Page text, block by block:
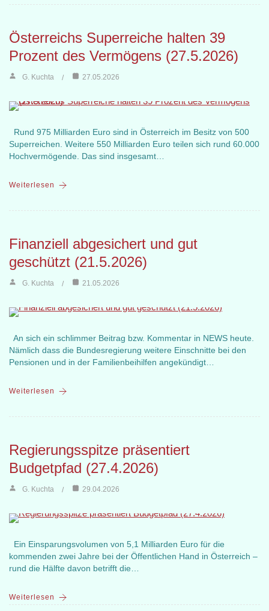
Österreichs Superreiche halten 39
Prozent des Vermögens (27.5.2026)
G. Kuchta 27.05.2026
Rund 975 Milliarden Euro sind in Österreich im Besitz von 500
Superreichen. Weitere 550 Milliarden Euro teilen sich rund 60.000
Hochvermögende. Das sind insgesamt…
Weiterlesen
Finanziell abgesichert und gut
geschützt (21.5.2026)
G. Kuchta 21.05.2026
An sich ein schlimmer Beitrag bzw. Kommentar in NEWS heute.
Nämlich dass die Bundesregierung weitere Einschnitte bei den
Pensionen und in der Familienbeihilfen angekündigt…
Weiterlesen
Regierungsspitze präsentiert
Budgetpfad (27.4.2026)
G. Kuchta 29.04.2026
Ein Einsparungsvolumen von 5,1 Milliarden Euro für die
kommenden zwei Jahre bei der Öffentlichen Hand in Österreich –
rund die Hälfte davon betrifft die…
Weiterlesen